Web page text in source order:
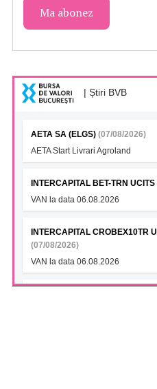
| Știri BVB
AETA SA (ELGS) (07/08/2026)
AETA Start Livrari Agroland
INTERCAPITAL BET-TRN
VAN la data 06.08.2026
INTERCAPITAL CROBEX10TR
(07/08/2026)
VAN la data 06.08.2026